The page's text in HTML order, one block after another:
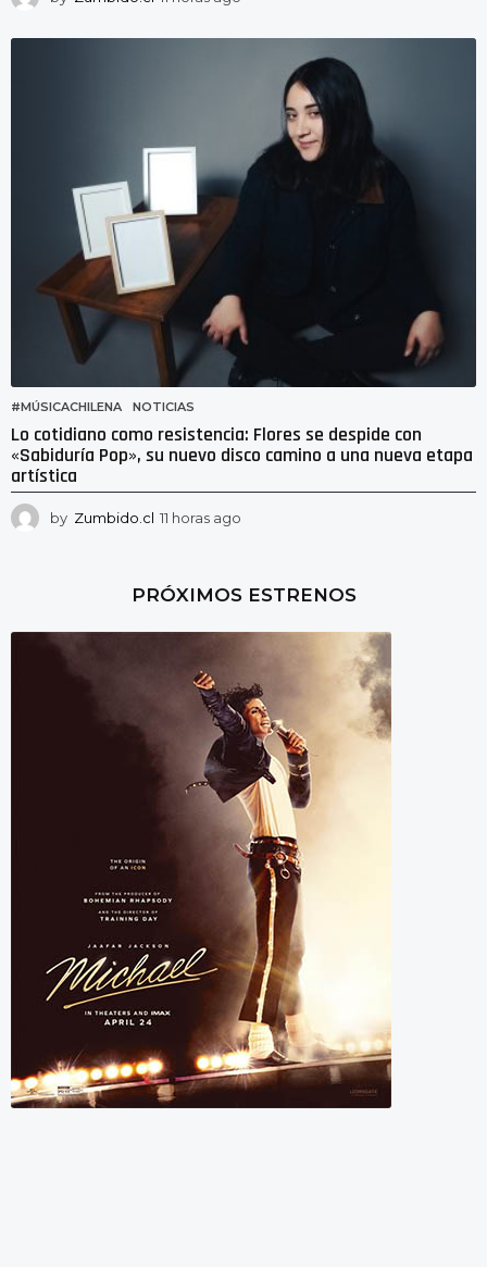
h
g
o
#MÚSICACHILENA ,NOTICIAS
Lo cotidiano como resistencia: Flores se despide con
«Sabiduría Pop», su nuevo disco camino a una nueva etapa
artística
by Zumbido.cl 11 horas ago
a
PRÓXIMOS ESTRENOS